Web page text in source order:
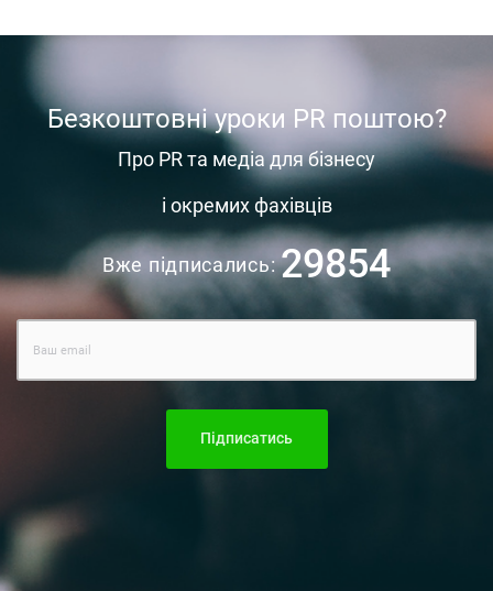
Безкоштовні уроки PR поштою?
Про PR та медіа для бізнесу
і окремих фахівців
Вже підписались:29854
Підписатись